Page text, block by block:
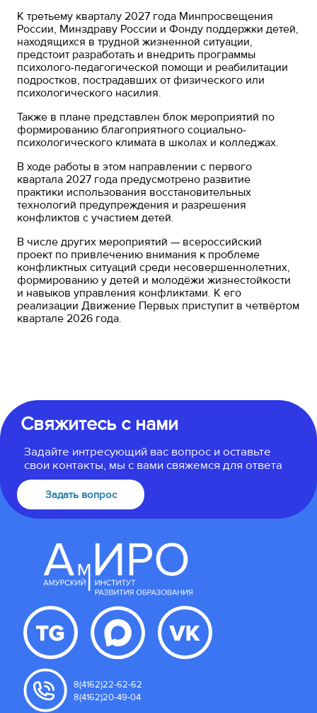
К третьему кварталу 2027 года Минпросвещения
России, Минздраву России и Фонду поддержки детей,
находящихся в трудной жизненной ситуации,
предстоит разработать и внедрить программы
психолого-педагогической помощи и реабилитации
подростков, пострадавших от физического или
психологического насилия.
Также в плане представлен блок мероприятий по
формированию благоприятного социально-
психологического климата в школах и колледжах.
В ходе работы в этом направлении с первого
квартала 2027 года предусмотрено развитие
практики использования восстановительных
технологий предупреждения и разрешения
конфликтов с участием детей.
В числе других мероприятий — всероссийский
проект по привлечению внимания к проблеме
конфликтных ситуаций среди несовершеннолетних,
формированию у детей и молодёжи жизнестойкости
и навыков управления конфликтами. К его
реализации Движение Первых приступит в четвёртом
квартале 2026 года.
Свяжитесь с нами
Задайте интресующий вас вопрос и оставьте
свои контакты, мы с вами свяжемся для ответа
Задать вопрос
8(4162)22-62-62
8(4162)20-49-04